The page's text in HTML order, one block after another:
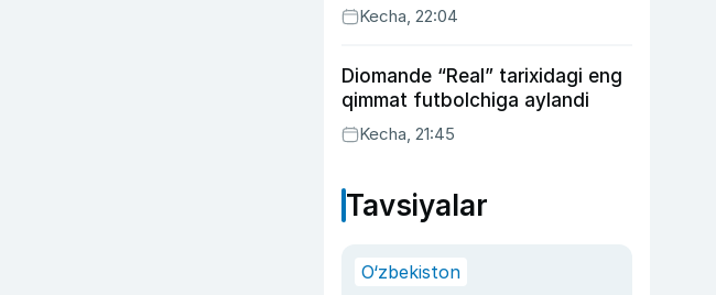
Kecha, 22:04
Diomande “Real” tarixidagi eng
qimmat futbolchiga aylandi
Kecha, 21:45
Tavsiyalar
O‘zbekiston